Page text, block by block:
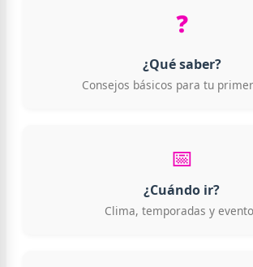
❓
¿Qué saber?
Consejos básicos para tu
📅
¿Cuándo ir?
Clima, temporadas y